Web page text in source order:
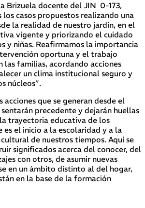
Brizuela docente del JIN 0-173,
los casos propuestos realizando una
la realidad de nuestro jardín, en el
vigente y priorizando el cuidado
y niñas. Reafirmamos la importancia
oportuna y el trabajo
las familias, acordando acciones
un clima institucional seguro y
núcleos”.
acciones que se generan desde el
precedente y dejarán huellas
trayectoria educativa de los
es el inicio a la escolaridad y a la
de nuestros tiempos. Aquí se
significados acerca del conocer, del
con otros, de asumir nuevas
en un ámbito distinto al del hogar,
en la base de la formación